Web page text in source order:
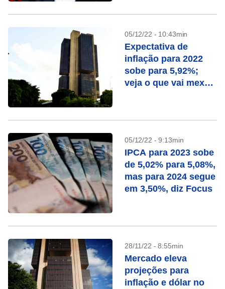
05/12/22 - 10:43min
Expectativa de
inflação para 2022
sobe para 5,92%;
veja o que vai mexer
05/12/22 - 9:13min
IPCA para 2023 sobe
de 5,02% para 5,08%,
mas para 2024 segue
em 3,50%, diz Focus
28/11/22 - 8:55min
Mercado eleva
projeções para
inflação e dólar no